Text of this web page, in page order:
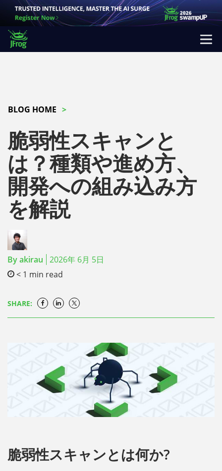
BLOG HOME
脆弱性スキャンと
は？種類や進め方、
開発への組み込み方
を解説
Byakirau
2026年 6月 5日
< 1 min read
SHARE:
脆弱性スキャンとは何か?